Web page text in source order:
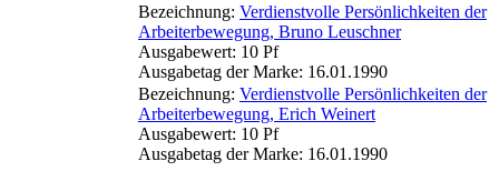
Bezeichnung: Verdienstvolle Persönlichkeiten der
Arbeiterbewegung, Bruno Leuschner
Ausgabewert: 10 Pf
Ausgabetag der Marke: 16.01.1990
Bezeichnung: Verdienstvolle Persönlichkeiten der
Arbeiterbewegung, Erich Weinert
Ausgabewert: 10 Pf
Ausgabetag der Marke: 16.01.1990